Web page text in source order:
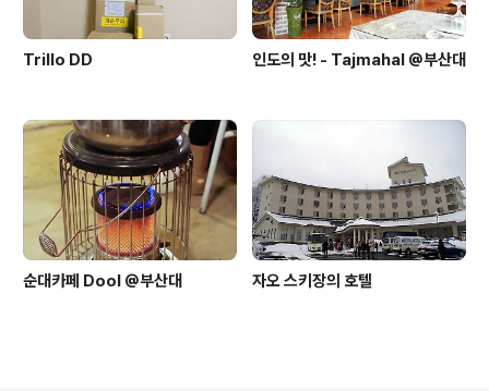
Trillo DD 인도의 맛! - Tajmahal @부산대
순대카페 Dool @부산대 자오 스키장의 호텔